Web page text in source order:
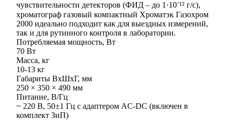
чувствительности детекторов (ФИД – до 1·10⁻¹² г/с),
хроматограф газовый компактный Хроматэк Газохром
2000 идеально подходит как для выездных измерений,
так и для рутинного контроля в лаборатории.
Потребляемая мощность, Вт
70 Вт
Масса, кг
10-13 кг
Габариты ВхШхГ, мм
250 × 350 × 490 мм
Питание, В/Гц
~ 220 В, 50±1 Гц с адаптером AC-DC (включен в
комплект ЗиП)